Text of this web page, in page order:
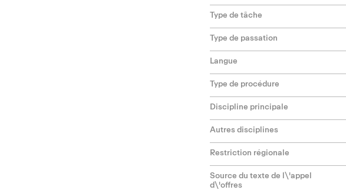
Type de tâche
Type de passation
Langue
Type de procédure
Discipline principale
Autres disciplines
Restriction régionale
Source du texte de l\'appel
d\'offres